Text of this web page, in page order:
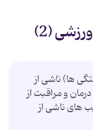
(2)
ها) ناشی از
و مراقبت از
های ناشی از